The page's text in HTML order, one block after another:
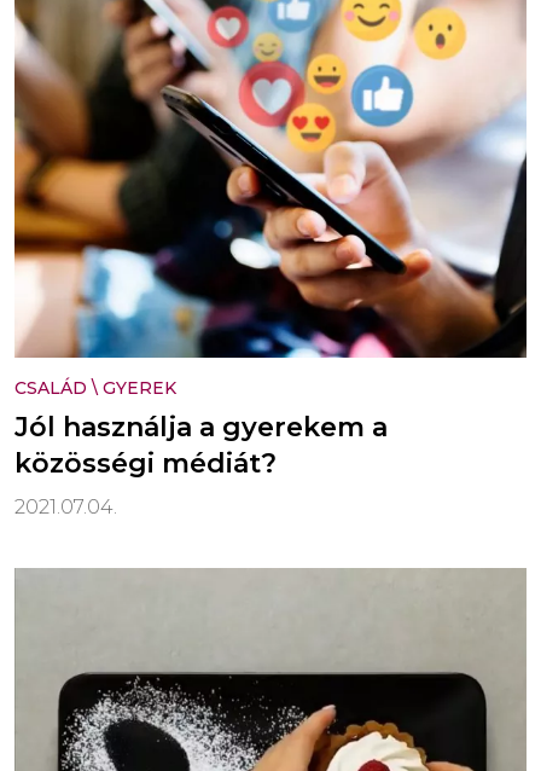
CSALÁD \ GYEREK
Jól használja a gyerekem a
közösségi médiát?
2021.07.04.